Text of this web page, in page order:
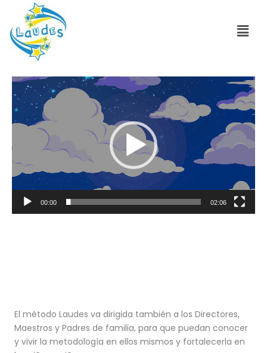
Reproductor
de
vídeo
00:00 02:06
El método Laudes va dirigida también a los Directores,
Maestros y Padres de familia, para que puedan conocer
y vivir la metodología en ellos mismos y fortalecerla en